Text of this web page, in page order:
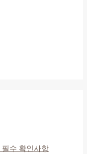
수 확인사항